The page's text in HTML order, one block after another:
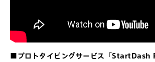
■プロトタイピングサービス「